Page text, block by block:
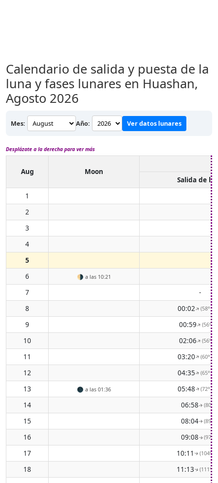
Calendario de salida y puesta de la
luna y fases lunares en Huashan,
Agosto 2026
Mes: Año: Ver datos lunares
Desplázate a la derecha para ver más
Aug
Moon
Salida de
1
2
3
4
5
6
🌗 a las 10:21
7
-
8
00:02↑(58°
9 00:59↑(56°
10 02:06↑(56°
11 03:20↑(60°
12 04:35↑(65°
13 🌑 a las 01:36 05:48↑(72°
14 06:58↑(80°
15 08:04↑ (89°
16 09:08↑(97°
17 10:11 ↑(104°
18 11:13↑(111°